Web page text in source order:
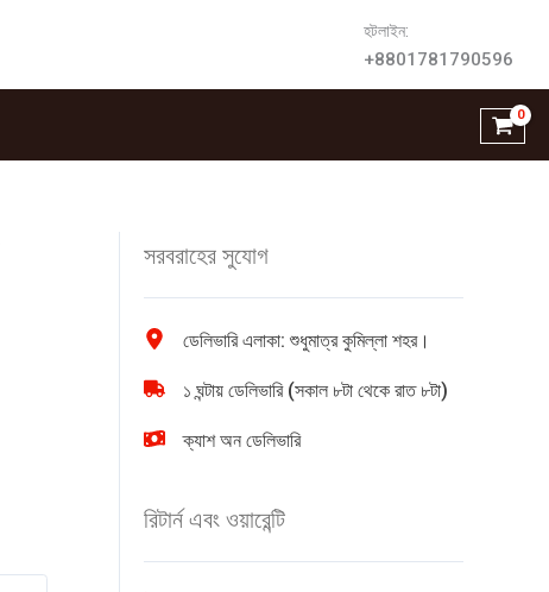
হটলাইন:
+8801781790596
সরবরাহের সুযোগ
ডেলিভারি এলাকা: শুধুমাত্র কুমিল্লা শহর।
১ ঘন্টায় ডেলিভারি (সকাল ৮টা থেকে রাত ৮টা)
ক্যাশ অন ডেলিভারি
রিটার্ন এবং ওয়ারেন্টি